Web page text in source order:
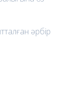
әрбір